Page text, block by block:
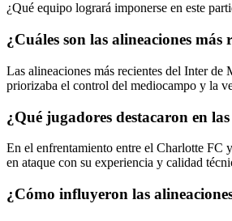
¿Qué equipo logrará imponerse en este
¿Cuáles son las alineaciones
Las alineaciones más recientes del Inter
priorizaba el control del mediocampo y la
¿Qué jugadores destacaron en
En el enfrentamiento entre el Charlotte FC
en ataque con su experiencia y calidad
¿Cómo influyeron las